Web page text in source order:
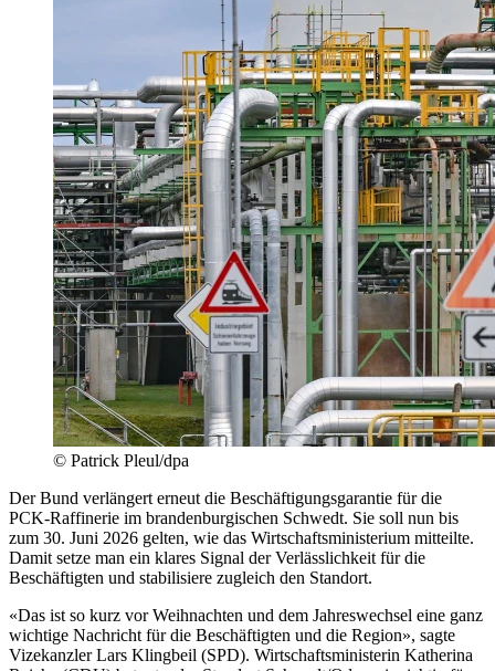
© Patrick Pleul/dpa
Der Bund verlängert erneut die Beschäftigungsgarantie für die
PCK-Raffinerie im brandenburgischen Schwedt. Sie soll nun bis
zum 30. Juni 2026 gelten, wie das Wirtschaftsministerium mitteilte.
Damit setze man ein klares Signal der Verlässlichkeit für die
Beschäftigten und stabilisiere zugleich den Standort.
«Das ist so kurz vor Weihnachten und dem Jahreswechsel eine ganz
wichtige Nachricht für die Beschäftigten und die Region», sagte
Vizekanzler Lars Klingbeil (SPD). Wirtschaftsministerin Katherina